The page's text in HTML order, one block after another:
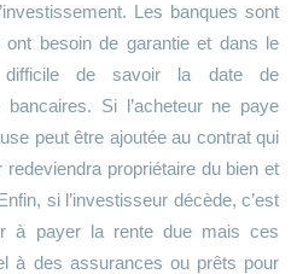
Les banques sont
besoin de garantie et dans le
de savoir la date de
Si l’acheteur ne paye
peut être ajoutée au contrat qui
propriétaire du bien et
si l’investisseur décède, c’est
à payer la rente due mais ces
à des assurances ou prêts pour